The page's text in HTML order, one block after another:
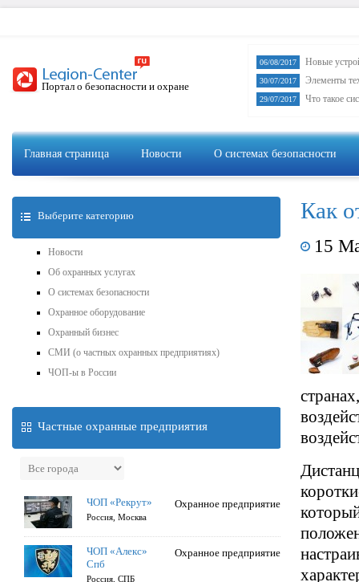
Портал о безопасности и охране
06/08/2017 Новые
30/07/2017 Элементы
29/07/2017 Что такое
Главная страница Новости О системах безопасности
Как
15
Выберите категорию
Новости
Об охранных услугах
О системах безопасности
Охранное оборудование
Охранный бизнес
СМИ (о частных охранных предприятиях)
ЧОП-ы в России
Частные охранные предприятия
Охранное предприятие
ЧОП «Рекрут»
Россия, Москва
Охранное предприятие
ЧОП «Алекс»
Спб
Россия, СПБ